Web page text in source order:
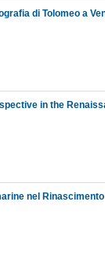
di Tolomeo a
in the
nel Rinascimento